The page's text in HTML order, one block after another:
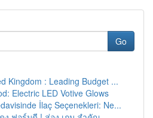
Go
Kingdom : Leading Budget ...
Electric LED Votive Glows
İlaç Seçenekleri: Ne...